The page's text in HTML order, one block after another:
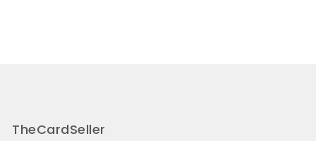
TheCardSeller